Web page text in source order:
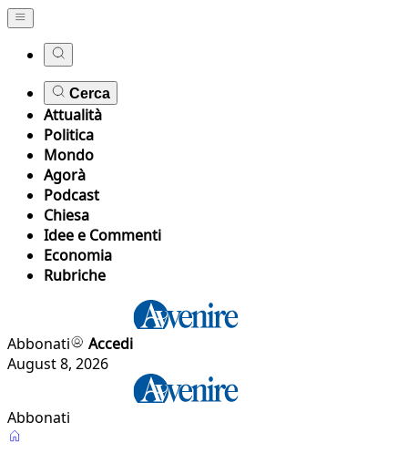
Cerca
Attualità
Politica
Mondo
Agorà
Podcast
Chiesa
Idee e Commenti
Economia
Rubriche
Abbonati
Accedi
August 8, 2026
Abbonati